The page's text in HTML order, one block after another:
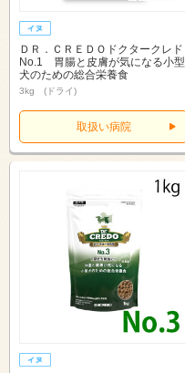
ＤＲ．ＣＲＥＤＯドクタークレド
No.1 胃腸と皮膚が気になる小型
犬のための総合栄養食
3kg (ドライ)
取扱い病院